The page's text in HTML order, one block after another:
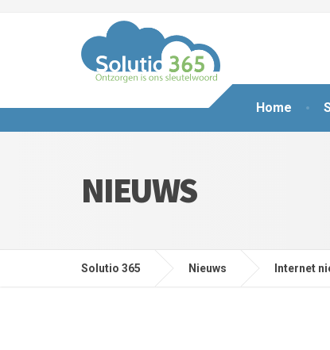
Home
NIEUWS
Solutio 365 Nieuws Internet